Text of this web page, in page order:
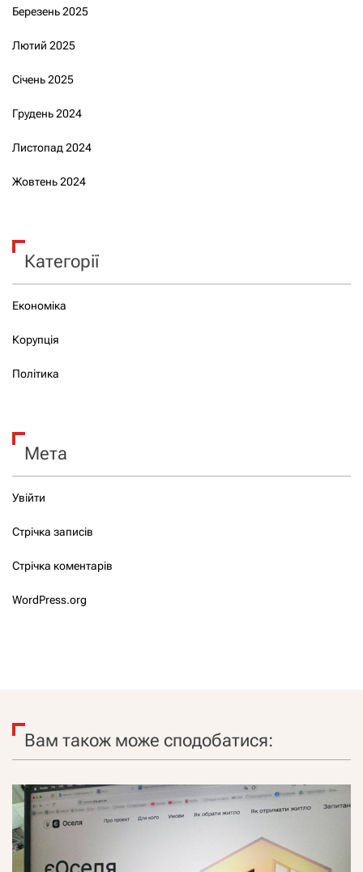
Березень 2025
Лютий 2025
Січень 2025
Грудень 2024
Листопад 2024
Жовтень 2024
Категорії
Економіка
Корупція
Політика
Мета
Увійти
Стрічка записів
Стрічка коментарів
WordPress.org
Вам також може сподобатися: